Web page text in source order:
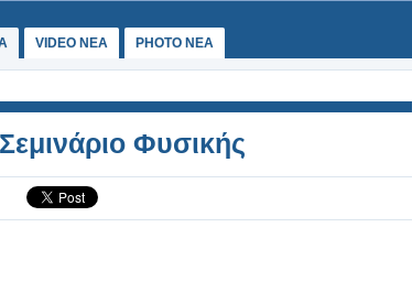
VIDEO NEA PHOTO NEA
Φυσικής